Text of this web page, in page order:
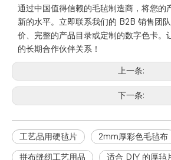
通过中国值得信赖的毛毡制造商，将您的
新的水平。立即联系我们的 B2B 销售团
价、完整的产品目录或定制的数字色卡。
的长期合作伙伴关系！
上一条:
下一条:
工艺品用硬毡片 2mm厚彩色毛毡布
拼布缝纫工艺用品 适合 DIY 的厚毡
如何毡羊毛？
羊毛毡是一种古老的工艺，通过热量、水